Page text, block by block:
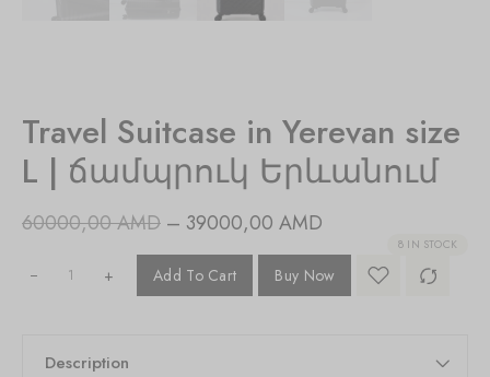
Travel Suitcase in Yerevan size
L | ճամպրուկ Երևանում
60000,00AMD – 39000,00 AMD
8 IN STOCK
+ Add To Cart Buy Now
Description